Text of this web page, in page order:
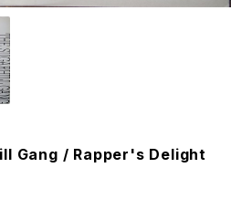
Gang / Rapper's Delight